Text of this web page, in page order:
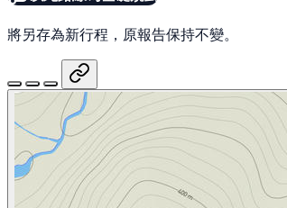
將另存為新行程，原報告保持不變。